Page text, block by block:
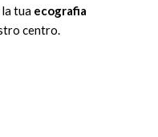
tua ecografia
centro.